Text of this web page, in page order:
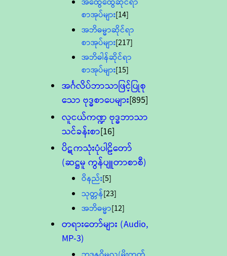
စာအုပ်များ[14]
အဘိဓမ္မာဆိုင်ရာ
စာအုပ်များ[217]
အဘိဓါန်ဆိုင်ရာ
စာအုပ်များ[15]
အင်္ဂလိပ်ဘာသာဖြင့်ပြုစု
သော ဗုဒ္ဓစာပေများ[895]
လူငယ်ကဏ္ဍ ဗုဒ္ဓဘာသာ
သင်ခန်းစာ[16]
ပိဋကသုံးပုံပါဠိတော်
(ဆဋ္ဌမူ ကွန်ပျူတာစာစီ)
ဝိနည်း[5]
သုတ္တန်[23]
အဘိဓမ္မာ[12]
တရားတော်များ (Audio,
MP-3)